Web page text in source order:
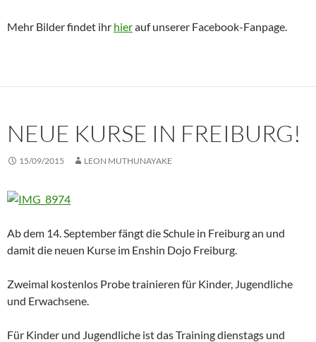
Mehr Bilder findet ihr hierauf unserer Facebook-Fanpage.
NEUE KURSE IN FREIBURG!
15/09/2015 LEON MUTHUNAYAKE
Ab dem 14. September fängt die Schule in Freiburg an und
damit die neuen Kurse im Enshin Dojo Freiburg.
Zweimal kostenlos Probe trainieren für Kinder, Jugendliche
und Erwachsene.
Für Kinder und Jugendliche ist das Training dienstags und